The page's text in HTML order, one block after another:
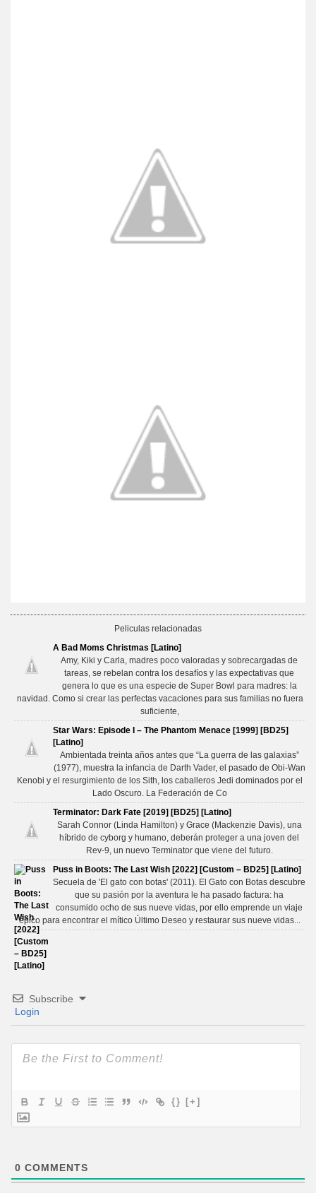
Peliculas relacionadas
A Bad Moms Christmas [Latino]
Amy, Kiki y Carla, madres poco valoradas y sobrecargadas de
tareas, se rebelan contra los desafíos y las expectativas que
genera lo que es una especie de Super Bowl para madres: la
navidad. Como si crear las perfectas vacaciones para sus familias no fuera
suficiente,
Star Wars: Episode I – The Phantom Menace [1999] [BD25]
[Latino]
Ambientada treinta años antes que “La guerra de las galaxias”
(1977), muestra la infancia de Darth Vader, el pasado de Obi-Wan
Kenobi y el resurgimiento de los Sith, los caballeros Jedi dominados por el
Lado Oscuro. La Federación de Co
Terminator: Dark Fate [2019] [BD25] [Latino]
Sarah Connor (Linda Hamilton) y Grace (Mackenzie Davis), una
híbrido de cyborg y humano, deberán proteger a una joven del
Rev-9, un nuevo Terminator que viene del futuro.
Puss in Boots: The Last Wish [2022] [Custom – BD25] [Latino]
Secuela de 'El gato con botas' (2011). El Gato con Botas descubre
que su pasión por la aventura le ha pasado factura: ha
consumido ocho de sus nueve vidas, por ello emprende un viaje
épico para encontrar el mítico Último Deseo y restaurar sus nueve vidas...
Subscribe
Login
{} [+]
0 COMMENTS